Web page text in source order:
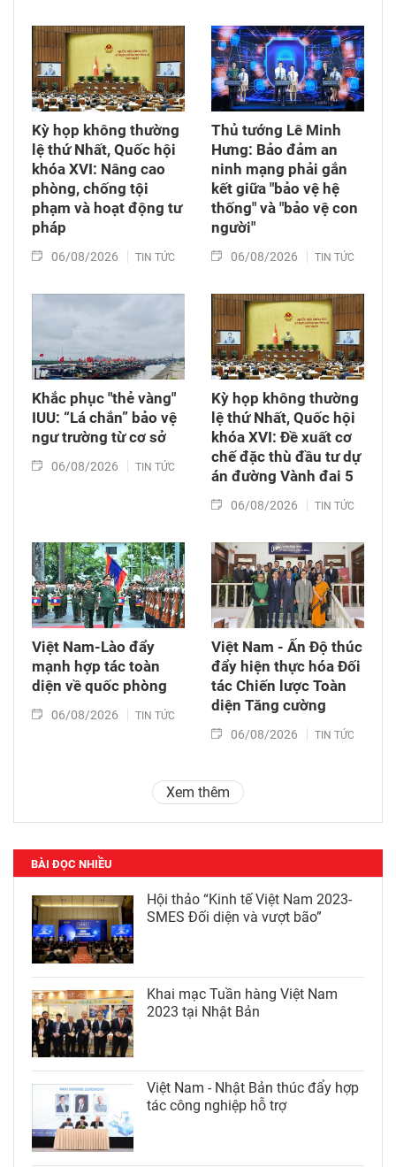
da cam, góp phần bảo đảm an sinh xã hội.
Kỳ họp không thường
lệ thứ Nhất, Quốc hội
khóa XVI: Nâng cao
phòng, chống tội
phạm và hoạt động tư
pháp
06/08/2026 TIN TỨC
Thủ tướng Lê Minh
Hưng: Bảo đảm an
ninh mạng phải gắn
kết giữa "bảo vệ hệ
thống" và "bảo vệ con
người"
06/08/2026 TIN TỨC
Khắc phục "thẻ vàng"
IUU: “Lá chắn” bảo vệ
ngư trường từ cơ sở
06/08/2026 TIN TỨC
Kỳ họp không thường
lệ thứ Nhất, Quốc hội
khóa XVI: Đề xuất cơ
chế đặc thù đầu tư dự
án đường Vành đai 5
06/08/2026 TIN TỨC
Việt Nam-Lào đẩy
mạnh hợp tác toàn
diện về quốc phòng
06/08/2026 TIN TỨC
Việt Nam - Ấn Độ thúc
đẩy hiện thực hóa Đối
tác Chiến lược Toàn
diện Tăng cường
06/08/2026 TIN TỨC
Xem thêm
BÀI ĐỌC NHIỀU
Hội thảo “Kinh tế Việt Nam 2023-
SMES Đối diện và vượt bão”
Khai mạc Tuần hàng Việt Nam
2023 tại Nhật Bản
Việt Nam - Nhật Bản thúc đẩy hợp
tác công nghiệp hỗ trợ